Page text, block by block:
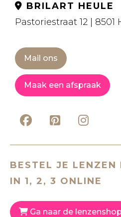
BRILART HEULE
Pastoriestraat 12 | 8501
Mail ons
Maak een afspraak
BESTEL JE LENZEN
IN 1, 2, 3 ONLINE
Ga naar de lenzenshop